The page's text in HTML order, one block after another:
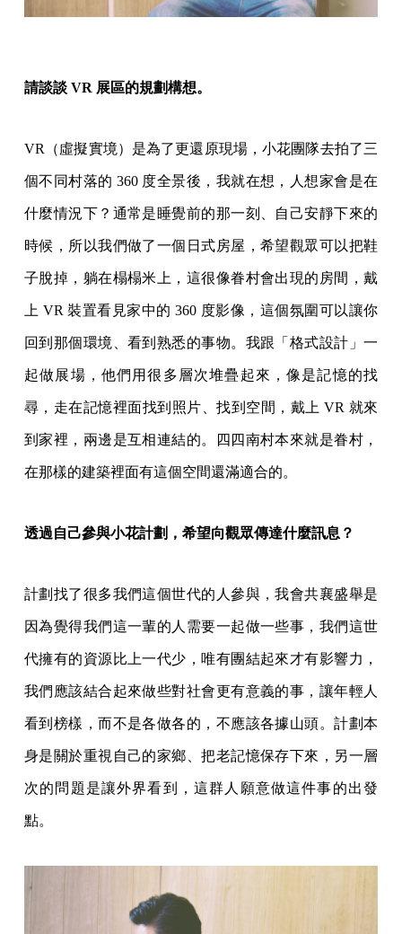
請談談 VR 展區的規劃構想。
VR（虛擬實境）是為了更還原現場，小花團隊去拍了三
個不同村落的 360 度全景後，我就在想，人想家會是在
什麼情況下？通常是睡覺前的那一刻、自己安靜下來的
時候，所以我們做了一個日式房屋，希望觀眾可以把鞋
子脫掉，躺在榻榻米上，這很像眷村會出現的房間，戴
上 VR 裝置看見家中的 360 度影像，這個氛圍可以讓你
回到那個環境、看到熟悉的事物。我跟「格式設計」一
起做展場，他們用很多層次堆疊起來，像是記憶的找
尋，走在記憶裡面找到照片、找到空間，戴上 VR 就來
到家裡，兩邊是互相連結的。四四南村本來就是眷村，
在那樣的建築裡面有這個空間還滿適合的。
透過自己參與小花計劃，希望向觀眾傳達什麼訊息？
計劃找了很多我們這個世代的人參與，我會共襄盛舉是
因為覺得我們這一輩的人需要一起做一些事，我們這世
代擁有的資源比上一代少，唯有團結起來才有影響力，
我們應該結合起來做些對社會更有意義的事，讓年輕人
看到榜樣，而不是各做各的，不應該各據山頭。計劃本
身是關於重視自己的家鄉、把老記憶保存下來，另一層
次的問題是讓外界看到，這群人願意做這件事的出發
點。